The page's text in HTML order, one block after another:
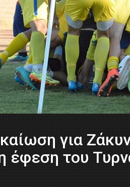
για
έφεση του